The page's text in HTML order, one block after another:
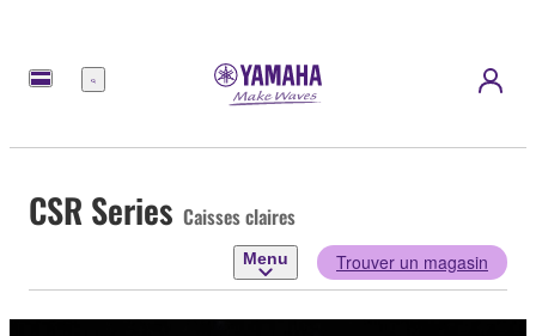
Menu
CSR Series Caisses claires
Menu Trouver un magasin